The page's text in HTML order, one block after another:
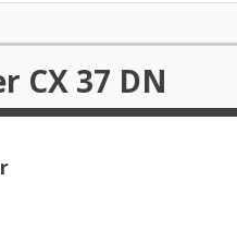
CX 37 DN